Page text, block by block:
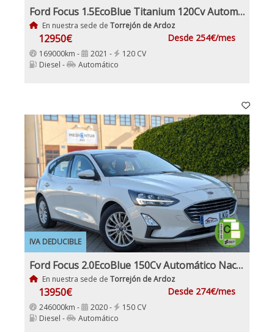
Ford Focus 1.5EcoBlue Titanium 120Cv Automático
En nuestra sede de Torrejón de Ardoz
12950€ Desde 254€/mes
169000km - 2021 -
120 CV
Diesel -
Automático
IVA DEDUCIBLE
Ford Focus 2.0EcoBlue 150Cv Automático Nacional IVA y Garantía Incl
En nuestra sede de Torrejón de Ardoz
13950€ Desde 274€/mes
246000km - 2020 -
150 CV
Diesel -
Automático